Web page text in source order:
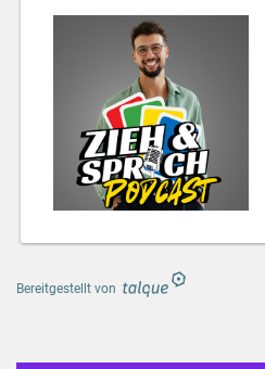
Bereitgestellt von